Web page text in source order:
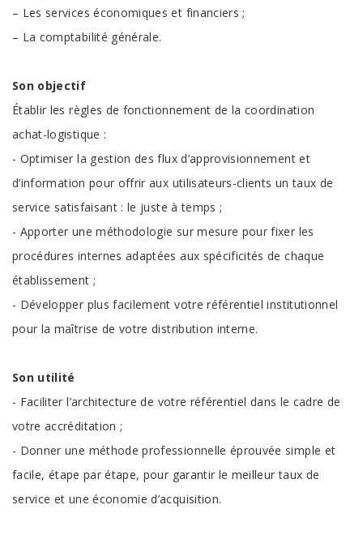
– Les services économiques et financiers ;
– La comptabilité générale.
Son objectif
Établir les règles de fonctionnement de la coordination
achat-logistique :
- Optimiser la gestion des flux d’approvisionnement et
d’infor­mation pour offrir aux utilisateurs-clients un taux de
service satisfaisant : le juste à temps ;
- Apporter une méthodologie sur mesure pour fixer les
procé­dures internes adaptées aux spécificités de chaque
établissement ;
- Développer plus facilement votre référentiel institutionnel
pour la maîtrise de votre distribution interne.
Son utilité
- Faciliter l’architecture de votre référentiel dans le cadre de
votre accréditation ;
- Donner une méthode professionnelle éprouvée simple et
facile, étape par étape, pour garantir le meilleur taux de
service et une économie d’acquisition.